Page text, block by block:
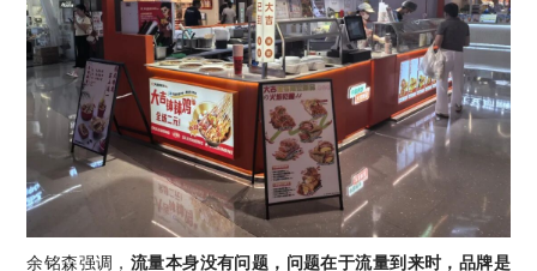
余铭森强调， 流量本身没有问题，问题在于流量到来时，品牌是